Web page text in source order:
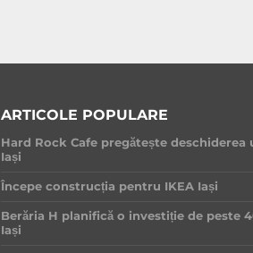
ARTICOLE POPULARE
Hard Rock Cafe pregătește
Iași
Începe construcția pentru IKEA Iași
Berăria H planifică o investiție de peste
Iași